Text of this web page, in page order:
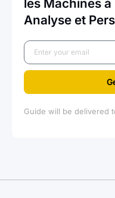
les Machines à
Analyse et
Guide will be delivered